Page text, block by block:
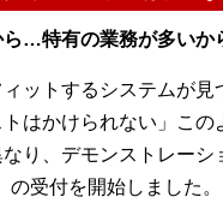
ら…特有の業務が多い
ィットするシステムが
はかけられない」こ
り、デモンストレー
受付を開始しました。